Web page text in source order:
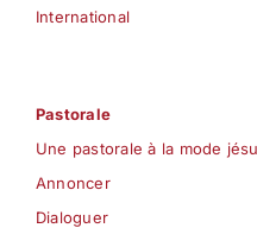
International
Pastorale
Une pastorale à la mode
Annoncer
Dialoguer